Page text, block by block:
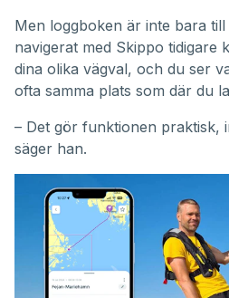
Men loggboken är inte bara
navigerat med Skippo tidigare
dina olika vägval, och du ser
ofta samma plats som där du
– Det gör funktionen praktisk,
säger han.